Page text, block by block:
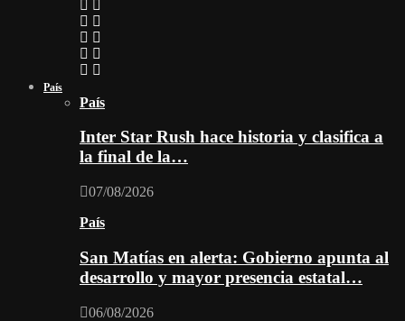
País
País
Inter Star Rush hace historia y clasifica a
la final de la…
07/08/2026
País
San Matías en alerta: Gobierno apunta al
desarrollo y mayor presencia estatal…
06/08/2026